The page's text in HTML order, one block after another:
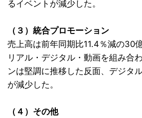
るイベントが減少した。
（３）統合プロモーション
売上高は前年同期比11.4％減の30
リアル・デジタル・動画を組み合
ンは堅調に推移した反面、デジタ
が減少した。
（４）その他